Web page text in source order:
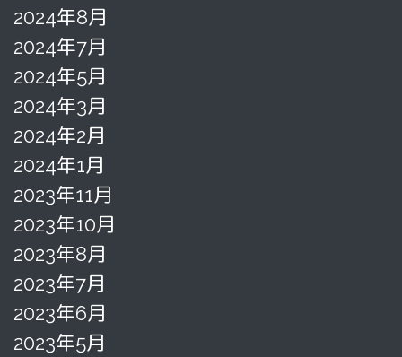
2024年8月
2024年7月
2024年5月
2024年3月
2024年2月
2024年1月
2023年11月
2023年10月
2023年8月
2023年7月
2023年6月
2023年5月